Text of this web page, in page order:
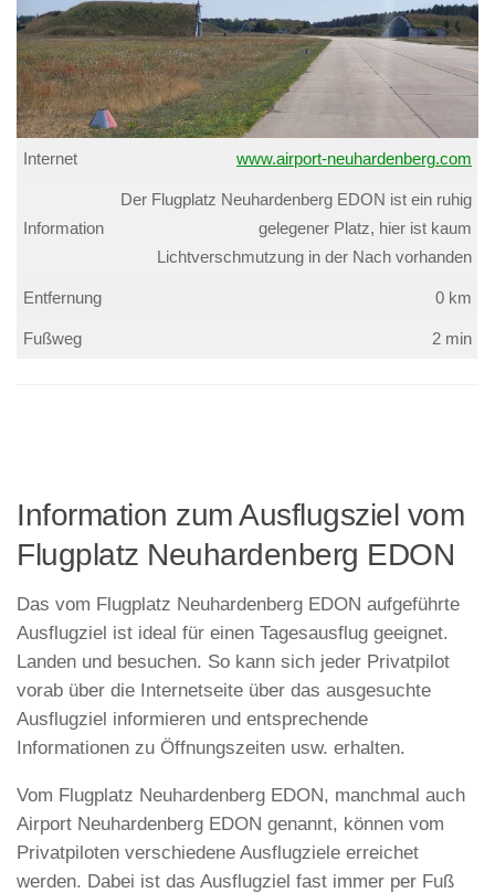
Internet www.airport-neuhardenberg.com
Information
Der Flugplatz Neuhardenberg EDON ist ein ruhig
gelegener Platz, hier ist kaum
Lichtverschmutzung in der Nach vorhanden
Entfernung 0 km
Fußweg 2 min
Information zum Ausflugsziel vom
Flugplatz Neuhardenberg EDON
Das vom Flugplatz Neuhardenberg EDON aufgeführte
Ausflugziel ist ideal für einen Tagesausflug geeignet.
Landen und besuchen. So kann sich jeder Privatpilot
vorab über die Internetseite über das ausgesuchte
Ausflugziel informieren und entsprechende
Informationen zu Öffnungszeiten usw. erhalten.
Vom Flugplatz Neuhardenberg EDON, manchmal auch
Airport Neuhardenberg EDON genannt, können vom
Privatpiloten verschiedene Ausflugziele erreichet
werden. Dabei ist das Ausflugziel fast immer per Fuß